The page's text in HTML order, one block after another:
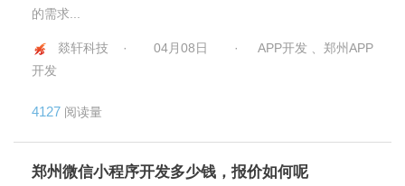
的需求...
燚轩科技 · 04月08日 ·
APP开发 、郑州APP
开发
4127 阅读量
郑州微信小程序开发多少钱，报价如何呢